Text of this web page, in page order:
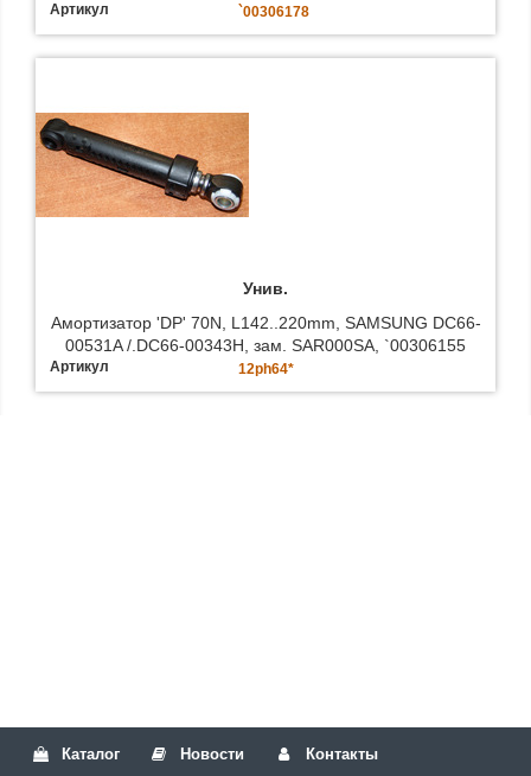
Артикул `00306178
Унив.
Амортизатор 'DP' 70N, L142..220mm, SAMSUNG DC66-
00531A /.DC66-00343H, зам. SAR000SA, `00306155
Артикул 12ph64*
Каталог Новости Контакты